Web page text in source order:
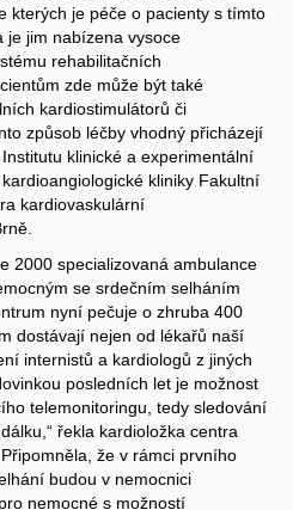
kterých je péče o pacienty s tímto
je jim nabízena vysoce
rehabilitačních
zde může být také
kardiostimulátorů či
způsob léčby vhodný přicházejí
klinické a experimentální
kliniky Fakultní
kardiovaskulární
2000 specializovaná ambulance
se srdečním selháním
nyní pečuje o zhruba 400
dostávají nejen od lékařů naší
internistů a kardiologů z jiných
posledních let je možnost
telemonitoringu, tedy sledování
řekla kardioložka centra
že v rámci prvního
budou v nemocnici
nemocné s možností